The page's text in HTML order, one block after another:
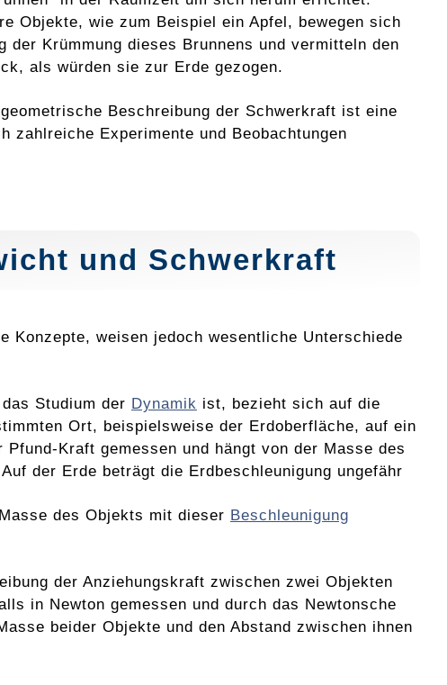
Objekte, wie zum Beispiel ein Apfel, bewegen sich
der Krümmung dieses Brunnens und vermitteln den
als würden sie zur Erde gezogen.
Beschreibung der Schwerkraft ist eine
zahlreiche Experimente und Beobachtungen
und Schwerkraft
Konzepte, weisen jedoch wesentliche Unterschiede
Studium der Dynamik ist, bezieht sich auf die
Ort, beispielsweise der Erdoberfläche, auf ein
Kraft gemessen und hängt von der Masse des
der Erde beträgt die Erdbeschleunigung ungefähr
des Objekts mit dieser Beschleunigung
der Anziehungskraft zwischen zwei Objekten
in Newton gemessen und durch das Newtonsche
beider Objekte und den Abstand zwischen ihnen